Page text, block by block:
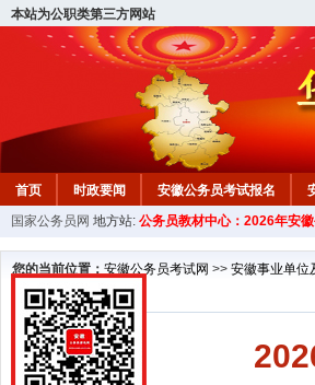
本站为公职类第三方网站
首页 时政要闻 安徽公务员考试报名
安徽公务员行测试题 在线咨询 教材中心
国家公务员网 地方站: 公务员教材中心：2026年安
您的当前位置： 安徽公务员考试网 >> 安徽事业单位